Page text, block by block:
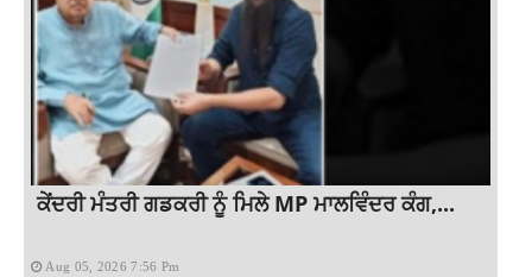
ਕੇਂਦਰੀ ਮੰਤਰੀ ਗਡਕਰੀ ਨੂੰ ਮਿਲੇ MP ਮਾਲਵਿੰਦਰ ਕੰਗ,...
Aug 05, 2026 7:56 Pm